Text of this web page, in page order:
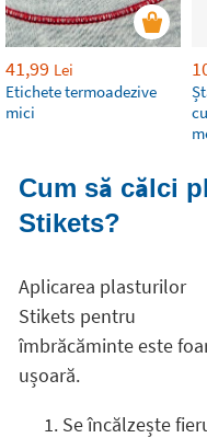
41,99 Lei
Etichete termoadezive
mici
Cum să călci
Stikets?
Aplicarea plasturilor
Stikets pentru
îmbrăcăminte este
ușoară.
Se încălzește